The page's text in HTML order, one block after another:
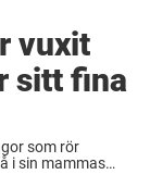
vuxit
sitt fina
som rör
i sin mammas